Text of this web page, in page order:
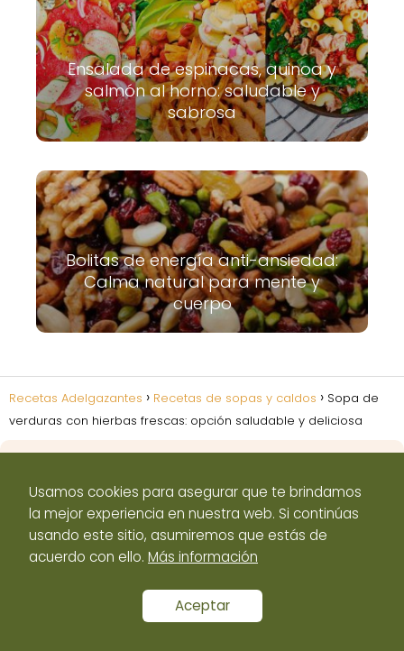
Ensalada de espinacas, quinoa y
salmón al horno: saludable y
sabrosa
Bolitas de energía anti-ansiedad:
Calma natural para mente y
cuerpo
Recetas Adelgazantes Recetas de sopas y caldos
Sopa de
verduras con hierbas frescas: opción saludable y deliciosa
Aviso Legal Política de Cookies
Políticas de
privacidad
Contacto
Usamos cookies para asegurar que te brindamos
la mejor experiencia en nuestra web. Si continúas
usando este sitio, asumiremos que estás de
acuerdo con ello. Más información
Aceptar